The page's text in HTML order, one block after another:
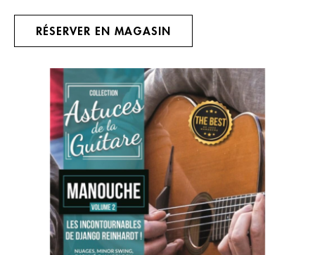
RÉSERVER EN MAGASIN